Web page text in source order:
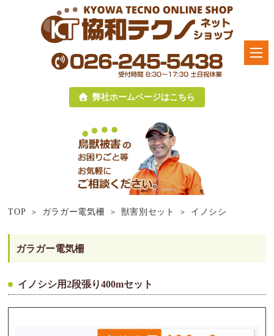
弊社ホームページはこちら
TOP ガラガー電気柵 獣害別セット イノシシ
ガラガー電気柵
イノシシ用2段張り400mセット